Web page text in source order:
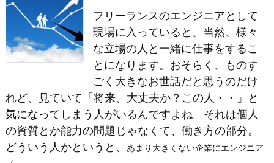
フリーランスのエンジニアとして
現場に入っていると、当然、様々
な立場の人と一緒に仕事をするこ
とになります。 おそらく、ものす
ごく大きなお世話だと思うのだけ
れど、見ていて「将来、大丈夫か？この人・・」と
気になってしまう人がいるんですよね。 それは個人
の資質とか能力の問題じゃなくて、働き方の部分。
どういう人かというと、
あまり大きくない企業にエンジニア